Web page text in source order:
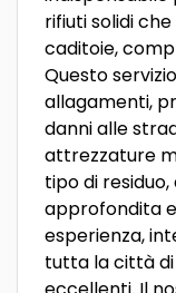
rifiuti solidi
caditoie,
Questo
allagamenti,
danni alle
attrezzature
tipo di
approfondita
esperienza,
tutta la città